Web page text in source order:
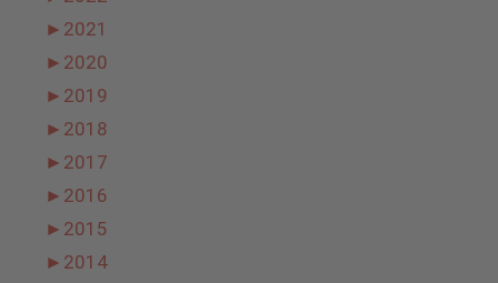
► 2021
► 2020
► 2019
► 2018
► 2017
► 2016
► 2015
► 2014